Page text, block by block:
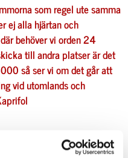
som regel ute samma
ej alla hjärtan och
behöver vi orden 24
till andra platser är det
så ser vi om det går att
vid utomlands och